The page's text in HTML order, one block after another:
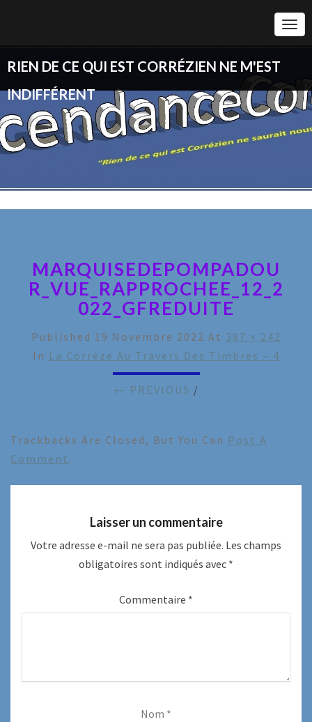
RIEN DE CE QUI EST CORRÉZIEN NE M'EST
INDIFFÉRENT
MARQUISEDEPOMPADOU
R_VUE_RAPPROCHEE_12_2
022_GFREDUITE
Published 19 Novembre 2022 At 387 × 242
In La Corrèze Au Travers Des Timbres – 4
← PREVIOUS /
Trackbacks Are Closed, But You Can Post A
Comment .
Laisser un commentaire
Votre adresse e-mail ne sera pas publiée. Les champs
obligatoires sont indiqués avec *
Commentaire *
Nom *